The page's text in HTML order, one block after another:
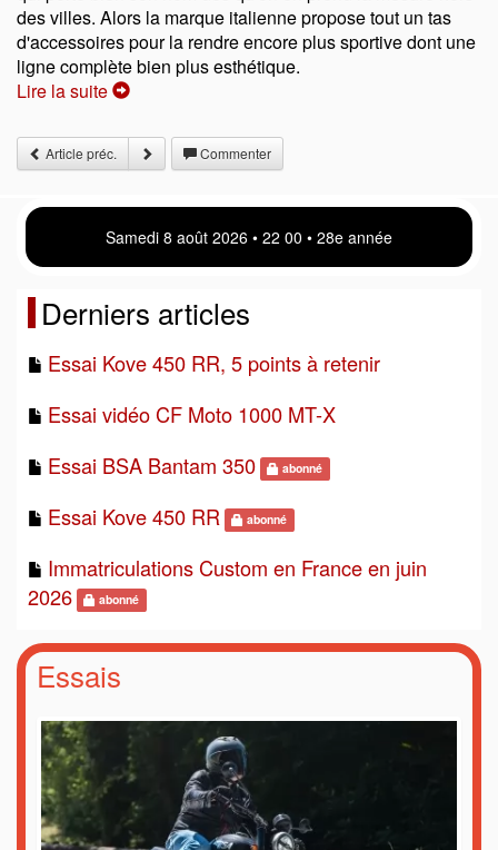
des villes. Alors la marque italienne propose tout un tas
d'accessoires pour la rendre encore plus sportive dont une
ligne complète bien plus esthétique.
Lire la suite
Article préc. Commenter
Samedi 8 août 2026 • 22 00 • 28e année
Derniers articles
Essai Kove 450 RR, 5 points à retenir
Essai vidéo CF Moto 1000 MT-X
Essai BSA Bantam 350
abonné
Essai Kove 450 RR abonné
Immatriculations Custom en France en juin
2026
abonné
Essais